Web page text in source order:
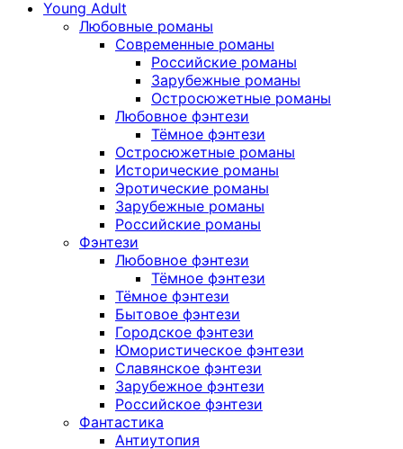
Young Adult
Любовные романы
Современные романы
Российские романы
Зарубежные романы
Остросюжетные романы
Любовное фэнтези
Тёмное фэнтези
Остросюжетные романы
Исторические романы
Эротические романы
Зарубежные романы
Российские романы
Фэнтези
Любовное фэнтези
Тёмное фэнтези
Тёмное фэнтези
Бытовое фэнтези
Городское фэнтези
Юмористическое фэнтези
Славянское фэнтези
Зарубежное фэнтези
Российское фэнтези
Фантастика
Антиутопия